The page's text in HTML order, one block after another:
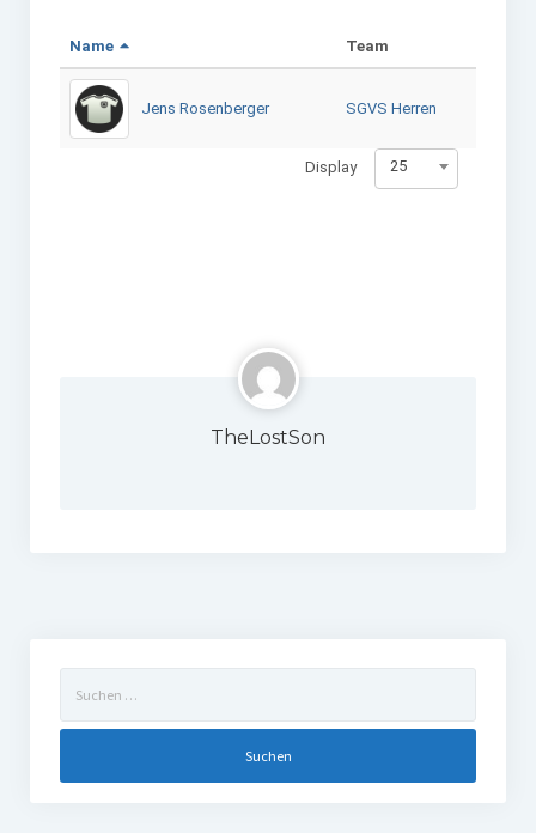
W U16
W U12
Internationale Hallenhockeyturnier
Name Team
Jens Rosenberger SGVS Herren
Display 25
TheLostSon
nach: